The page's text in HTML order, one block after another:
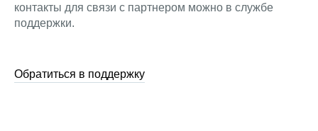
контакты для связи с партнером можно в службе
поддержки.
Обратиться в поддержку